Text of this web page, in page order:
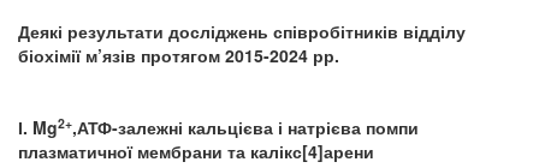
Деякі результати досліджень співробітників відділу
біохімії м’язів протягом 2015-2024 рр.
І. Mg2+,АТФ-залежні кальцієва і натрієва помпи
плазматичної мембрани та калікс[4]арени